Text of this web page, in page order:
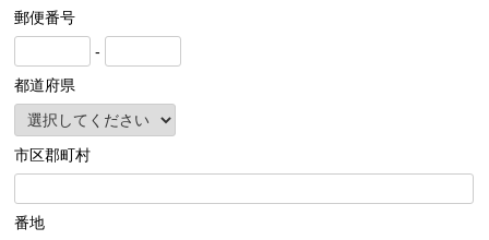
郵便番号
-
都道府県
市区郡町村
番地